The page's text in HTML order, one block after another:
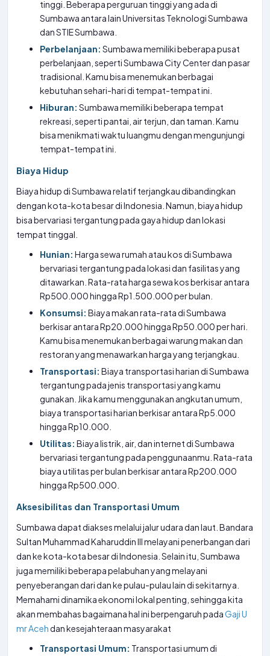
tinggi. Beberapa perguruan tinggi yang ada di
Sumbawa antara lain Universitas Teknologi Sumbawa
dan STIE Sumbawa.
Perbelanjaan: Sumbawa memiliki beberapa pusat
perbelanjaan, seperti Sumbawa City Center dan pasar
tradisional. Kamu bisa menemukan berbagai
kebutuhan sehari-hari di tempat-tempat ini.
Hiburan: Sumbawa memiliki beberapa tempat
rekreasi, seperti pantai, air terjun, dan taman. Kamu
bisa menikmati waktu luangmu dengan mengunjungi
tempat-tempat ini.
Biaya Hidup
Biaya hidup di Sumbawa relatif terjangkau dibandingkan
dengan kota-kota besar di Indonesia. Namun, biaya hidup
bisa bervariasi tergantung pada gaya hidup dan lokasi
tempat tinggal.
Hunian: Harga sewa rumah atau kos di Sumbawa
bervariasi tergantung pada lokasi dan fasilitas yang
ditawarkan. Rata-rata harga sewa kos berkisar antara
Rp500.000 hingga Rp1.500.000 per bulan.
Konsumsi: Biaya makan rata-rata di Sumbawa
berkisar antara Rp20.000 hingga Rp50.000 per hari.
Kamu bisa menemukan berbagai warung makan dan
restoran yang menawarkan harga yang terjangkau.
Transportasi: Biaya transportasi harian di Sumbawa
tergantung pada jenis transportasi yang kamu
gunakan. Jika kamu menggunakan angkutan umum,
biaya transportasi harian berkisar antara Rp5.000
hingga Rp10.000.
Utilitas: Biaya listrik, air, dan internet di Sumbawa
bervariasi tergantung pada penggunaanmu. Rata-rata
biaya utilitas per bulan berkisar antara Rp200.000
hingga Rp500.000.
Aksesibilitas dan Transportasi Umum
Sumbawa dapat diakses melalui jalur udara dan laut. Bandara
Sultan Muhammad Kaharuddin III melayani penerbangan dari
dan ke kota-kota besar di Indonesia. Selain itu, Sumbawa
juga memiliki beberapa pelabuhan yang melayani
penyeberangan dari dan ke pulau-pulau lain di sekitarnya.
Memahami dinamika ekonomi lokal penting, sehingga kita
akan membahas bagaimana hal ini berpengaruh padaGaji U
mr Acehdan kesejahteraan masyarakat
Transportasi Umum: Transportasi umum di